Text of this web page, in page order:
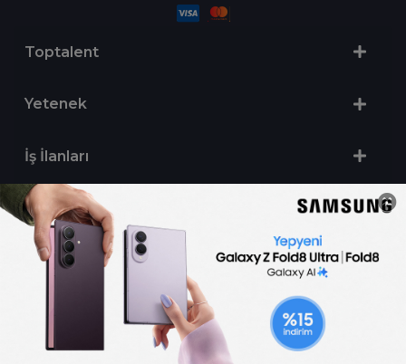
Toptalent
Yetenek
İş İlanları
Sertifika Programları
Yetenek Testleri